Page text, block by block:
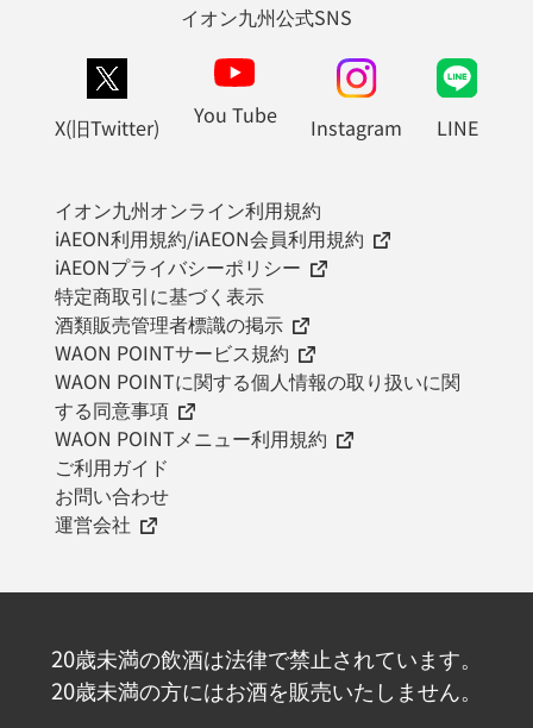
イオン九州公式SNS
X(旧Twitter) You Tube Instagram LINE
イオン九州オンライン利用規約
iAEON利用規約/iAEON会員利用規約
iAEONプライバシーポリシー
特定商取引に基づく表示
酒類販売管理者標識の掲示
WAON POINTサービス規約
WAON POINTに関する個人情報の取り扱いに関
する同意事項
WAON POINTメニュー利用規約
ご利用ガイド
お問い合わせ
運営会社
20歳未満の飲酒は法律で禁止されています。
20歳未満の方にはお酒を販売いたしません。